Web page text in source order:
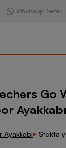
Whatsapp Destek
Erkek Spor
Go
Ayakkabı
Ayakkabı Stokta